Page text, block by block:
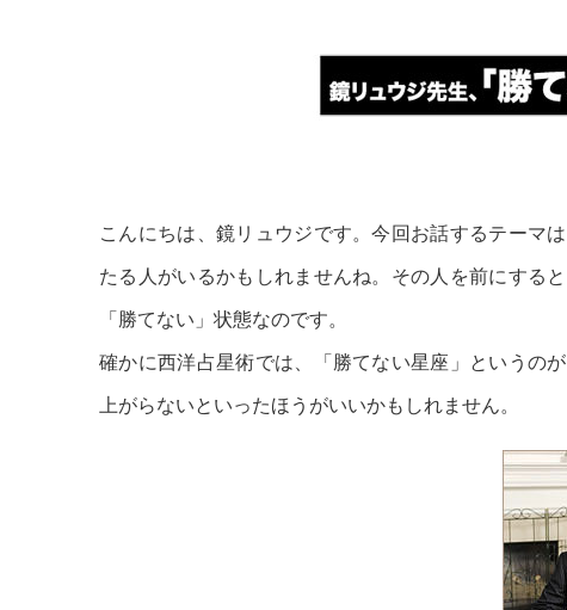
こんにちは、鏡リュウジです。今回お話するテーマ
たる人がいるかもしれませんね。その人を前にする
「勝てない」状態なのです。
確かに西洋占星術では、「勝てない星座」というの
上がらないといったほうがいいかもしれません。